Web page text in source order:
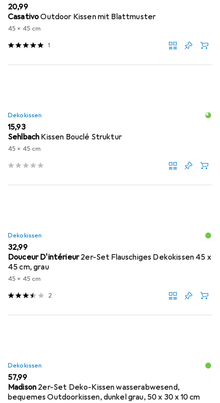
EUR
20,99
CasativoOutdoor Kissen mit Blattmuster
45 x 45 cm
1
Dekokissen
EUR
15,93
Sehlbach Kissen Bouclé Struktur
45 x 45 cm
Dekokissen
EUR
32,99
Douceur D'intérieur2er-Set Flauschiges Dekokissen 45 x
45 cm, grau
45 x 45 cm
2
Dekokissen
EUR
57,99
Madison 2er-Set Deko-Kissen wasserabwesend,
bequemes Outdoorkissen, dunkel grau, 50 x 30 x 10 cm